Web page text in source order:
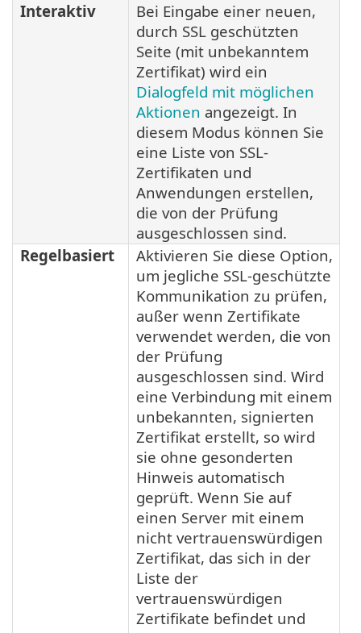
Interaktiv
Bei Eingabe einer neuen,
durch SSL geschützten
Seite (mit unbekanntem
Zertifikat) wird ein
Dialogfeld mit möglichen
Aktionen angezeigt. In
diesem Modus können Sie
eine Liste von SSL-
Zertifikaten und
Anwendungen erstellen,
die von der Prüfung
ausgeschlossen sind.
Regelbasiert
Aktivieren Sie diese Option,
um jegliche SSL-geschützte
Kommunikation zu prüfen,
außer wenn Zertifikate
verwendet werden, die von
der Prüfung
ausgeschlossen sind. Wird
eine Verbindung mit einem
unbekannten, signierten
Zertifikat erstellt, so wird
sie ohne gesonderten
Hinweis automatisch
geprüft. Wenn Sie auf
einen Server mit einem
nicht vertrauenswürdigen
Zertifikat, das sich in der
Liste der
vertrauenswürdigen
Zertifikate befindet und